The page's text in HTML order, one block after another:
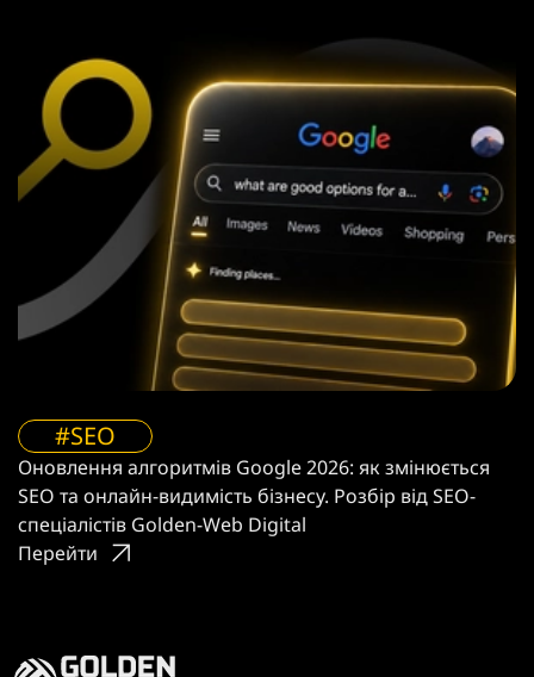
#SEO
Оновлення алгоритмів Google 2026: як змінюється
SEO та онлайн-видимість бізнесу. Розбір від SEO-
спеціалістів Golden-Web Digital
Перейти